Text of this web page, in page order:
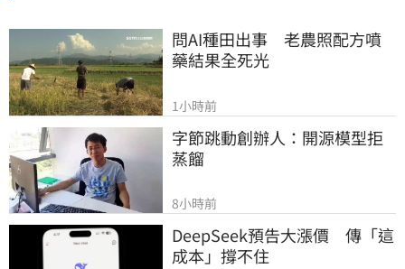
問AI種田出事　老農照配方噴
藥結果全死光
1小時前
字節跳動創辦人：開源模型拒
蒸餾
8小時前
DeepSeek預告大漲價　傳「這
成本」撐不住